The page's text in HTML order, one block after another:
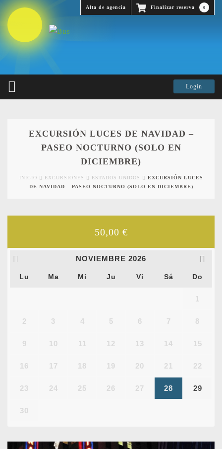
Finalizar reserva 0
Alta de agencia
EXCURSIÓN LUCES DE NAVIDAD –
PASEO NOCTURNO (SOLO EN
DICIEMBRE)
INICIO EXCURSIONES ESTADOS UNIDOS
EXCURSIÓN LUCES
DE NAVIDAD – PASEO NOCTURNO (SOLO EN DICIEMBRE)
50,00 €
NOVIEMBRE 2026
Lu Ma Mi Ju Vi Sá Do
1
2 3 4 5 6 7 8
9 10 11 12 13 14 15
16 17 18 19 20 21 22
23 24 25 26 27 28 29
30